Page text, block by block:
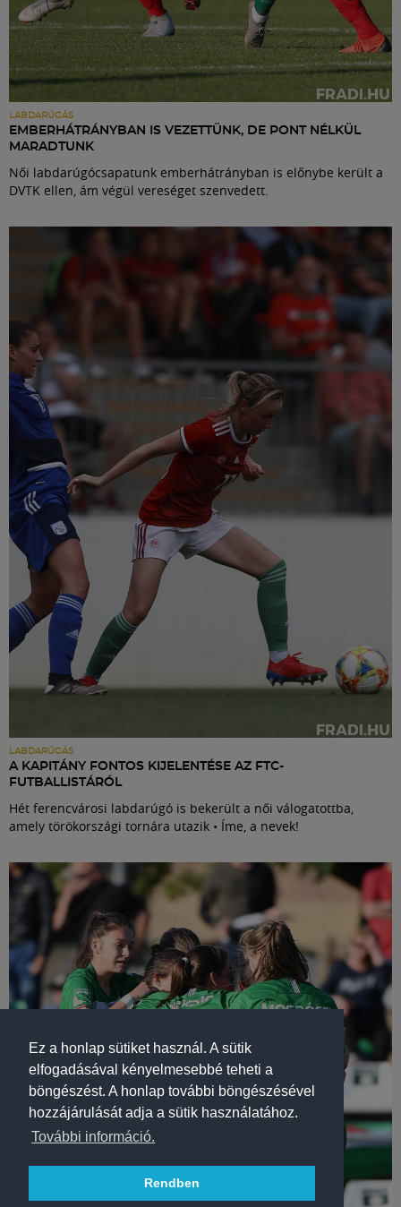
Ez a honlap sütiket használ. A sütik
elfogadásával kényelmesebbé teheti a
böngészést. A honlap további böngészésével
hozzájárulását adja a sütik használatához.
További információ.
Rendben
LABDARÚGÁS
EMBERHÁTRÁNYBAN IS VEZETTÜNK, DE PONT NÉLKÜL
MARADTUNK
Női labdarúgócsapatunk emberhátrányban is előnybe került a
DVTK ellen, ám végül vereséget szenvedett.
LABDARÚGÁS
A KAPITÁNY FONTOS KIJELENTÉSE AZ FTC-
FUTBALLISTÁRÓL
Hét ferencvárosi labdarúgó is bekerült a női válogatottba,
amely törökországi tornára utazik • Íme, a nevek!